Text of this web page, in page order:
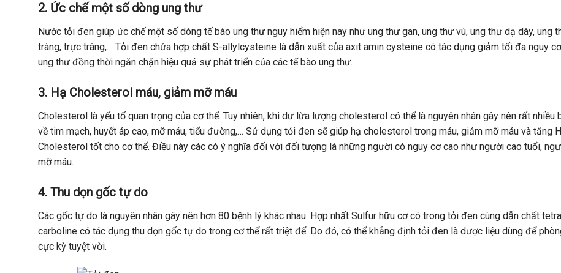
2. Ức chế một số dòng ung thư
Nước tỏi đen giúp ức chế một số dòng tế bào ung thư nguy hiểm hiện nay như ung thư gan, ung thư vú, ung thư dạ dày, ung
tràng, trực tràng,… Tỏi đen chứa hợp chất S-allylcysteine là dẫn xuất của axit amin cysteine có tác dụng giảm tối đa nguy
ung thư đồng thời ngăn chặn hiệu quả sự phát triển của các tế bào ung thư.
3. Hạ Cholesterol máu, giảm mỡ máu
Cholesterol là yếu tố quan trọng của cơ thể. Tuy nhiên, khi dư lừa lượng cholesterol có thể là nguyên nhân gây nên rất nhiều
về tim mạch, huyết áp cao, mỡ máu, tiểu đường,… Sử dụng tỏi đen sẽ giúp hạ cholesterol trong máu, giảm mỡ máu và tăng
Cholesterol tốt cho cơ thể. Điều này các có ý nghĩa đối với đối tượng là những người có nguy cơ cao như người cao tuổi,
mỡ máu.
4. Thu dọn gốc tự do
Các gốc tự do là nguyên nhân gây nên hơn 80 bệnh lý khác nhau. Hợp nhất Sulfur hữu cơ có trong tỏi đen cùng dẫn chất
carboline có tác dụng thu dọn gốc tự do trong cơ thể rất triệt để. Do đó, có thể khẳng định tỏi đen là dược liệu dùng để
cực kỳ tuyệt vời.